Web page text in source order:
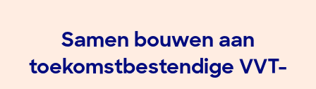
Samen bouwen aan
toekomstbestendige VVT-